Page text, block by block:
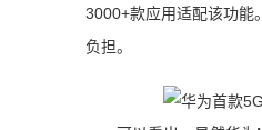
3000+款应用适配该功能
负担。